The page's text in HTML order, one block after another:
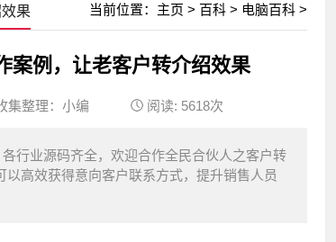
当前位置： 主页 > 百科 > 电脑百科 >
果
案例，让老客户转介绍效果
集整理：小编 阅读: 5618次
行业源码齐全，欢迎合作全民合伙人之客户转
高效获得意向客户联系方式，提升销售人员